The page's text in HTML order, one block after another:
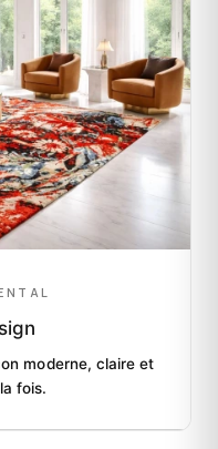
moderne, claire et
fois.